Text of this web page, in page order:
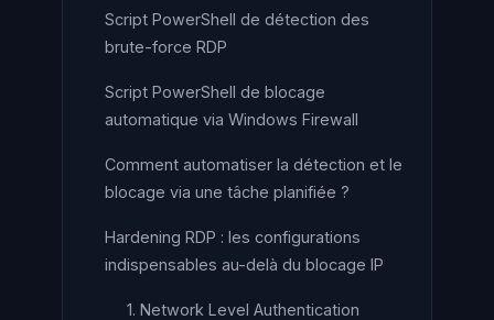
Script PowerShell de détection des
brute-force RDP
Script PowerShell de blocage
automatique via Windows Firewall
Comment automatiser la détection et le
blocage via une tâche planifiée ?
Hardening RDP : les configurations
indispensables au-delà du blocage IP
1. Network Level Authentication